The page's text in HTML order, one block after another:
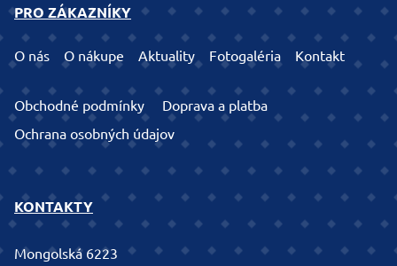
PRO ZÁKAZNÍKY
O nás O nákupe Aktuality Fotogaléria Kontakt
Obchodné podmínky
Doprava a platba
Ochrana osobných údajov
KONTAKTY
Mongolská 6223